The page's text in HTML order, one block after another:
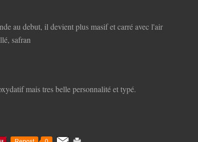
au debut, il devient plus masif et carré avec l'air
safran
mais tres belle personnalité et typé.